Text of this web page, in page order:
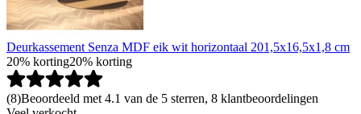
Deurkassement Senza MDF eik wit horizontaal 201,5x16,5x1,8 cm
20% korting20% korting
(8)Beoordeeld met 4.1 van de 5 sterren, 8 klantbeoordelingen